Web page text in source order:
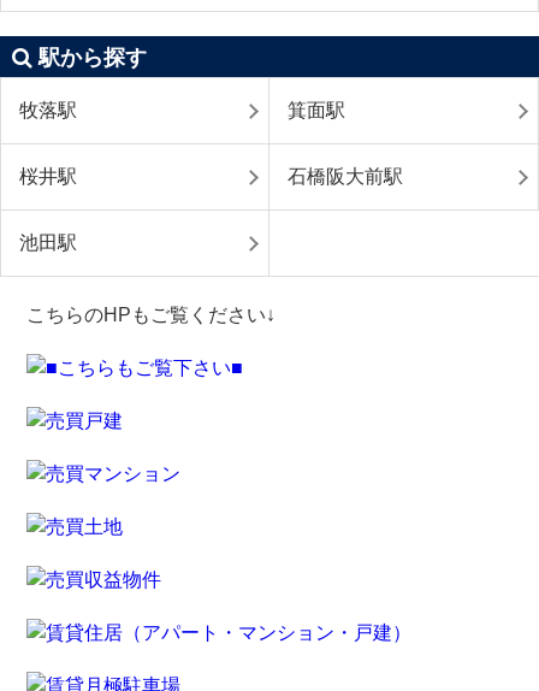
駅から探す
牧落駅 箕面駅
桜井駅 石橋阪大前駅
池田駅
こちらのHPもご覧ください↓